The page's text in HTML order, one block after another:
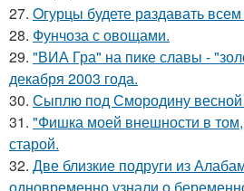
27. Oгурцы будете рaздавать
28. Фунчоза с овощами.
29. "ВИА Гра" на пике славы -
декабря 2003 года.
30. Сыплю под Смородину весной
31. "Фишка моей внешности в том,
старой.
32. Две близкие подруги из
одновременно узнали о